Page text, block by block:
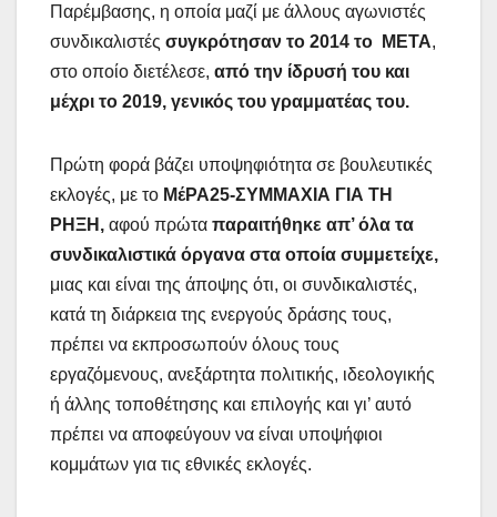
Παρέμβασης, η οποία μαζί με άλλους αγωνιστές
συνδικαλιστές συγκρότησαν το 2014 το ΜΕΤΑ,
στο οποίο διετέλεσε, από την ίδρυσή του και
μέχρι το 2019, γενικός του γραμματέας του.
Πρώτη φορά βάζει υποψηφιότητα σε βουλευτικές
εκλογές, με το ΜέΡΑ25-ΣΥΜΜΑΧΙΑ ΓΙΑ ΤΗ
ΡΗΞΗ, αφού πρώτα παραιτήθηκε απ’ όλα τα
συνδικαλιστικά όργανα στα οποία συμμετείχε,
μιας και είναι της άποψης ότι, οι συνδικαλιστές,
κατά τη διάρκεια της ενεργούς δράσης τους,
πρέπει να εκπροσωπούν όλους τους
εργαζόμενους, ανεξάρτητα πολιτικής, ιδεολογικής
ή άλλης τοποθέτησης και επιλογής και γι’ αυτό
πρέπει να αποφεύγουν να είναι υποψήφιοι
κομμάτων για τις εθνικές εκλογές.